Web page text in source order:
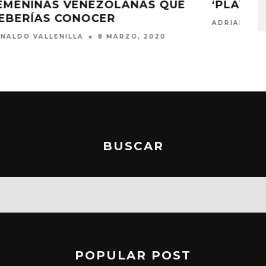
CANCIONES PARA EMIGRAR
ERNESTO RODRIGUEZ
2026 6 AGOSTO, 2026
BUSCAR
POPULAR POST